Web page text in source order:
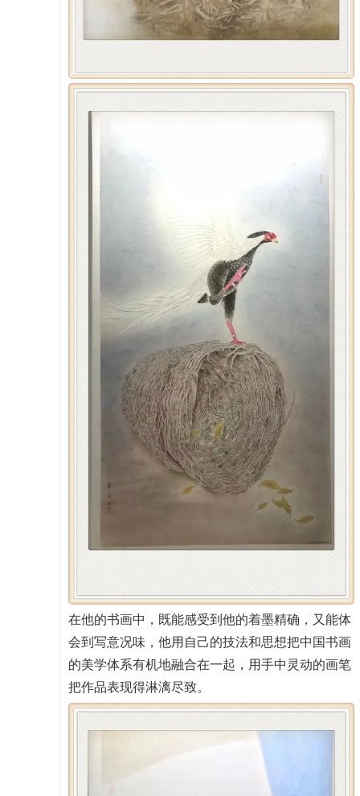
在他的书画中，既能感受到他的着墨精确，又能体
会到写意况味，他用自己的技法和思想把中国书画
的美学体系有机地融合在一起，用手中灵动的画笔
把作品表现得淋漓尽致。